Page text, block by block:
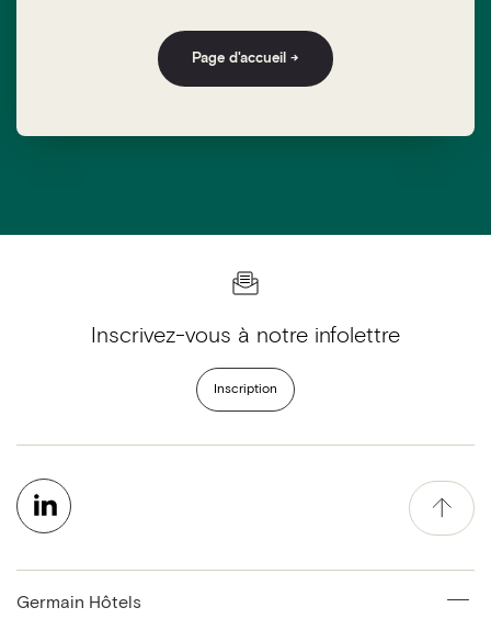
Page d'accueil →
Inscrivez-vous à notre infolettre
Inscription
Germain Hôtels